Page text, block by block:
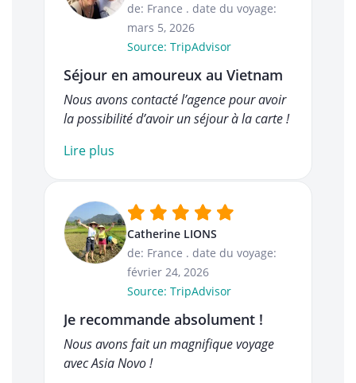
de: France . date du voyage:
mars 5, 2026
Source: TripAdvisor
Séjour en amoureux au Vietnam
Nous avons contacté l’agence pour avoir
la possibilité d’avoir un séjour à la carte !
Lire plus
Catherine LIONS
de: France . date du voyage:
février 24, 2026
Source: TripAdvisor
Je recommande absolument !
Nous avons fait un magnifique voyage
avec Asia Novo !